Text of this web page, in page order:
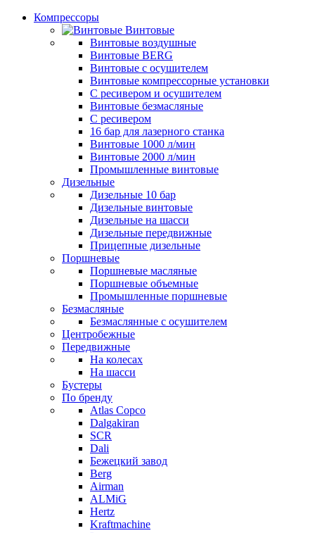
Компрессоры
Винтовые
Винтовые воздушные
Винтовые BERG
Винтовые с осушителем
Винтовые компрессорные установки
C ресивером и осушителем
Винтовые безмасляные
C ресивером
16 бар для лазерного станка
Винтовые 1000 л/мин
Винтовые 2000 л/мин
Промышленные винтовые
Дизельные
Дизельные 10 бар
Дизельные винтовые
Дизельные на шасси
Дизельные передвижные
Прицепные дизельные
Поршневые
Поршневые масляные
Поршневые объемные
Промышленные поршневые
Безмасляные
Безмаслянные с осушителем
Центробежные
Передвижные
На колесах
На шасси
Бустеры
По бренду
Atlas Copco
Dalgakiran
SCR
Dali
Бежецкий завод
Berg
Airman
ALMiG
Hertz
Kraftmachine